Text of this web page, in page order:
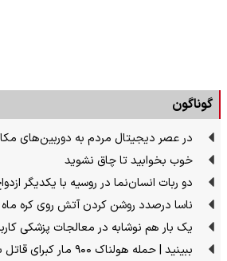
گوناگون
در عصر دیجیتال مردم به دوربین‌های
خوب بخوابید تا چاق نشوید
دو ربات انسان‌نما در روسیه با یکدیگر
ناسا درصدد روشن کردن آتش روی کره
یک بار هم نوشابه در معالجات پزشکی
ببینید | حمله هولناک ۹۰۰ مار کبرای قاتل به ساکنان مردم چین